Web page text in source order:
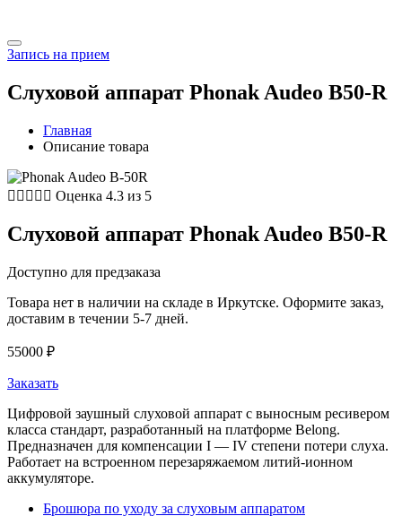
Запись на прием
Слуховой аппарат Phonak Audeo B50-R
Главная
Описание товара
     Оценка 4.3 из 5
Слуховой аппарат Phonak Audeo B50-R
Доступно для предзаказа
Товара нет в наличии на складе в Иркутске. Оформите заказ,
доставим в течении 5-7 дней.
55000 ₽
Заказать
Цифровой заушный слуховой аппарат с выносным ресивером
класса стандарт, разработанный на платформе Belong.
Предназначен для компенсации I — IV степени потери слуха.
Работает на встроенном перезаряжаемом литий-ионном
аккумуляторе.
Брошюра по уходу за слуховым аппаратом